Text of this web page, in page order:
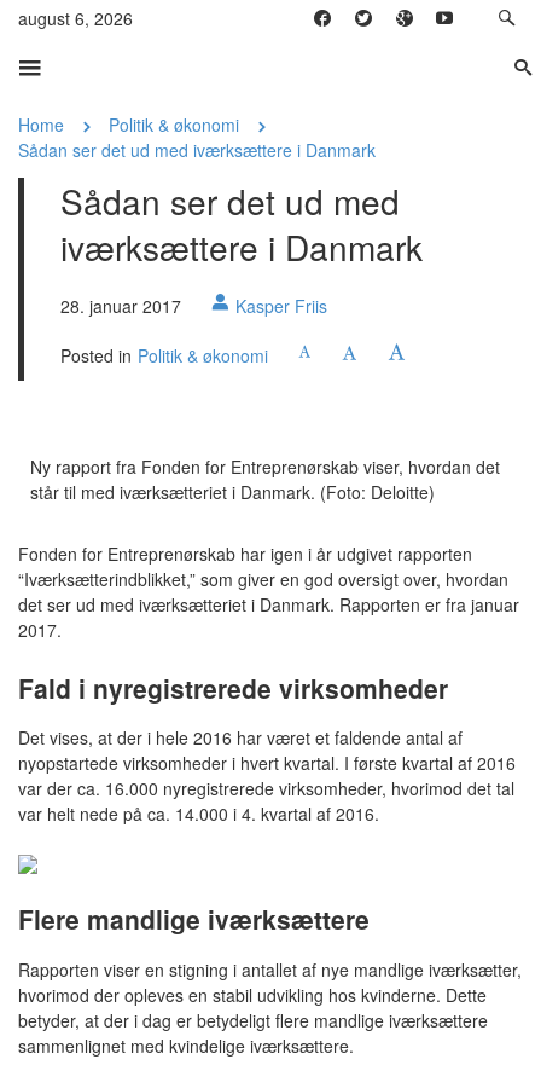
august 6, 2026
Home
Politik & økonomi
Sådan ser det ud med iværksættere i Danmark
Sådan ser det ud med
iværksættere i Danmark
28. januar 2017 Kasper Friis
Posted in Politik & økonomi
Ny rapport fra Fonden for Entreprenørskab viser, hvordan det
står til med iværksætteriet i Danmark. (Foto: Deloitte)
Fonden for Entreprenørskab har igen i år udgivet rapporten
“Iværksætterindblikket,” som giver en god oversigt over, hvordan
det ser ud med iværksætteriet i Danmark. Rapporten er fra januar
2017.
Fald i nyregistrerede virksomheder
Det vises, at der i hele 2016 har været et faldende antal af
nyopstartede virksomheder i hvert kvartal. I første kvartal af 2016
var der ca. 16.000 nyregistrerede virksomheder, hvorimod det tal
var helt nede på ca. 14.000 i 4. kvartal af 2016.
Flere mandlige iværksættere
Rapporten viser en stigning i antallet af nye mandlige iværksætter,
hvorimod der opleves en stabil udvikling hos kvinderne. Dette
betyder, at der i dag er betydeligt flere mandlige iværksættere
sammenlignet med kvindelige iværksættere.